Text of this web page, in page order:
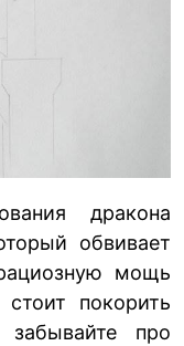
дракона
обвивает
мощь
покорить
про